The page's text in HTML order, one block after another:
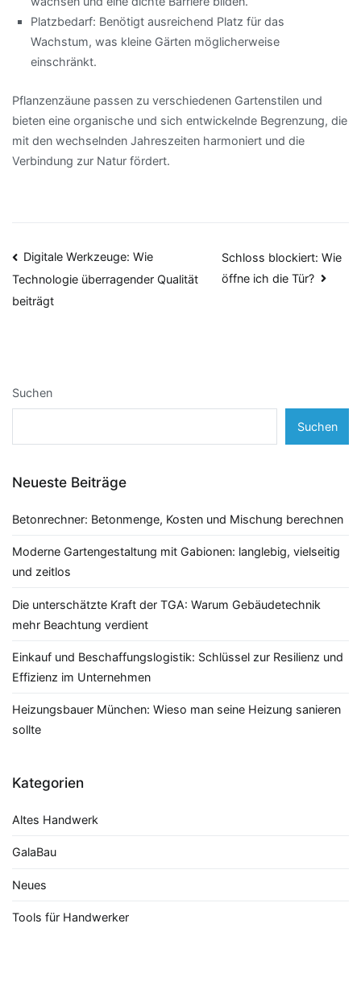
Platzbedarf: Benötigt ausreichend Platz für das
Wachstum, was kleine Gärten möglicherweise
einschränkt.
Pflanzenzäune passen zu verschiedenen Gartenstilen und
bieten eine organische und sich entwickelnde Begrenzung, die
mit den wechselnden Jahreszeiten harmoniert und die
Verbindung zur Natur fördert.
Beitragsnavigation
Digitale Werkzeuge: Wie
Technologie überragender Qualität
beiträgt
Schloss blockiert: Wie
öffne ich die Tür?
Suchen
Suchen
Neueste Beiträge
Betonrechner: Betonmenge, Kosten und Mischung berechnen
Moderne Gartengestaltung mit Gabionen: langlebig, vielseitig
und zeitlos
Die unterschätzte Kraft der TGA: Warum Gebäudetechnik
mehr Beachtung verdient
Einkauf und Beschaffungslogistik: Schlüssel zur Resilienz und
Effizienz im Unternehmen
Heizungsbauer München: Wieso man seine Heizung sanieren
sollte
Kategorien
Altes Handwerk
GalaBau
Neues
Tools für Handwerker